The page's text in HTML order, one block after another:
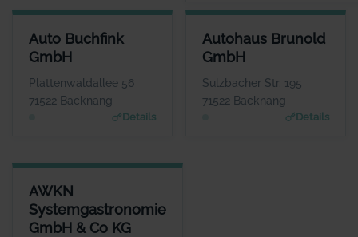
Auto Buchfink
GmbH
Plattenwaldallee 56
71522 Backnang
Details
AUTO BUCHFINK GMBH
ANSPRECHPARTNER
Herr Lothar Buchfink
WEBSITE
www.auto-buchfink.de
Autohaus Brunold
GmbH
Sulzbacher Str. 195
71522 Backnang
Details
AUTOHAUS BRUNOLD GMBH
Herr Günther Uhrich
www.brunold.de
AWKN
Systemgastronomie
GmbH & Co KG
AWKN SYSTEMGASTRONOMIE GMBH & CO KG
ANSPRECHPARTNER
Herr Hrisowalantis Betikis